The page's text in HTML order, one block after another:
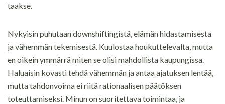
taakse.
Nykyisin puhutaan downshiftingistä, elämän hidastamisesta
ja vähemmän tekemisestä. Kuulostaa houkuttelevalta, mutta
en oikein ymmärrä miten se olisi mahdollista kaupungissa.
Haluaisin kovasti tehdä vähemmän ja antaa ajatuksen lentää,
mutta tahdonvoima ei riitä rationaalisen päätöksen
toteuttamiseksi. Minun on suoritettava toimintaa, ja